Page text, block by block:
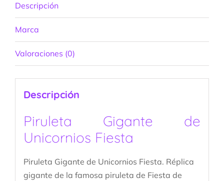
Descripción
Marca
Valoraciones (0)
Descripción
Piruleta Gigante de
Unicornios Fiesta
Piruleta Gigante de Unicornios Fiesta. Réplica
gigante de la famosa piruleta de Fiesta de